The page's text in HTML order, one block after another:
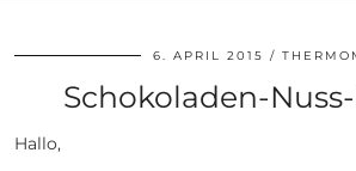
6. APRIL 2015
Schokoladen-
Hallo,